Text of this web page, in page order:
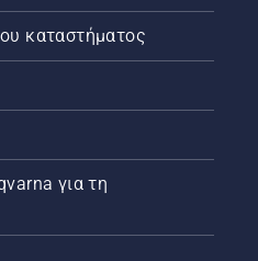
καταστήματος
για τη